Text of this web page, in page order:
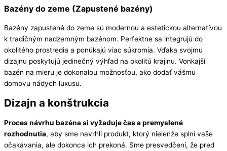
Bazény do zeme (Zapustené bazény)
Bazény zapustené do zeme sú modernou a estetickou alternatívou
k tradičným nadzemným bazénom. Perfektne sa integrujú do
okolitého prostredia a ponúkajú viac súkromia. Vďaka svojmu
dizajnu poskytujú jedinečný výhľad na okolitú krajinu. Vonkajší
bazén na mieru je dokonalou možnosťou, ako dodať vášmu
domovu nádych luxusu.
Dizajn a konštrukcia
Proces návrhu bazéna si vyžaduje čas a premyslené
rozhodnutia, aby sme navrhli produkt, ktorý nielenže splní vaše
očakávania, ale dokonca ich prekoná. Sme presvedčení, že pred